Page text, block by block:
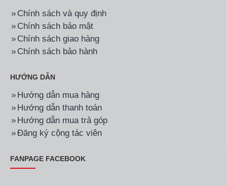
Chính sách và quy định
Chính sách bảo mật
Chính sách giao hàng
Chính sách bảo hành
HƯỚNG DẪN
Hướng dẫn mua hàng
Hướng dẫn thanh toán
Hướng dẫn mua trả góp
Đăng ký cộng tác viên
FANPAGE FACEBOOK